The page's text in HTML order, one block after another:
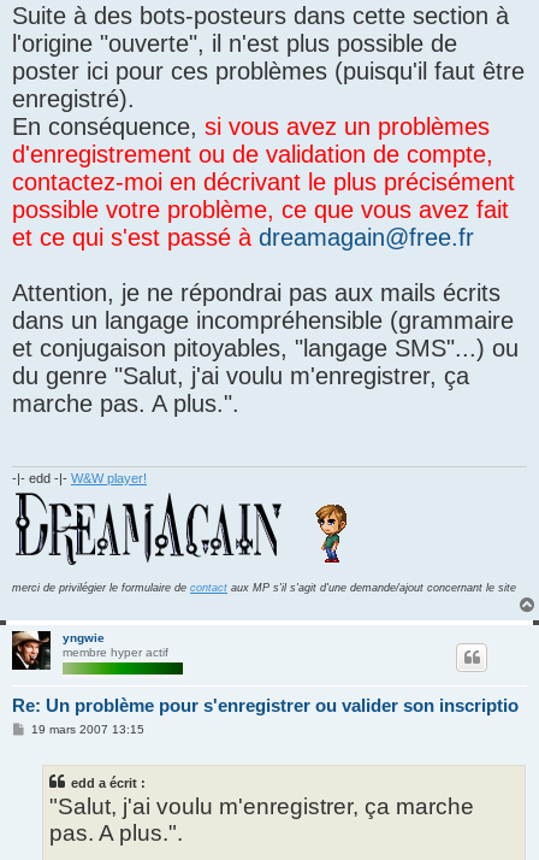
s
s
a
g
e
Suite à des bots-posteurs dans cette section à
l'origine "ouverte", il n'est plus possible de
poster ici pour ces problèmes (puisqu'il faut être
enregistré).
En conséquence, si vous avez un problèmes
d'enregistrement ou de validation de compte,
contactez-moi en décrivant le plus précisément
possible votre problème, ce que vous avez fait
et ce qui s'est passé à dreamagain@free.fr
Attention, je ne répondrai pas aux mails écrits
dans un langage incompréhensible (grammaire
et conjugaison pitoyables, "langage SMS"...) ou
du genre "Salut, j'ai voulu m'enregistrer, ça
marche pas. A plus.".
-|- edd -|- W&W player!
merci de privilégier le formulaire de contact aux MP s'il s'agit d'une demande/ajout concernant le site
yngwie
membre hyper actif
Re: Un problème pour s'enregistrer ou valider son inscriptio
M19 mars 2007 13:15
edd a écrit :
"Salut, j'ai voulu m'enregistrer, ça marche
pas. A plus.".